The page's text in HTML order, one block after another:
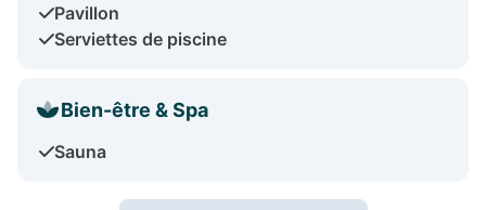
Pavillon
Serviettes de piscine
Bien-être & Spa
Sauna